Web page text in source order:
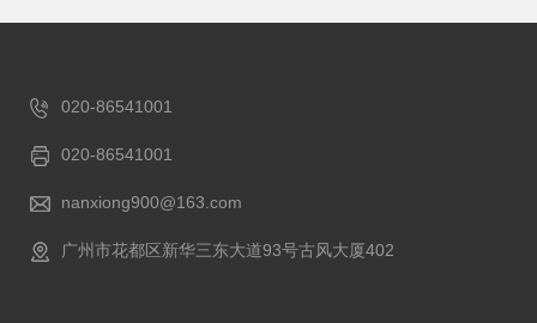
020-86541001
020-86541001
nanxiong900@163.com
广州市花都区新华三东大道93号古风大厦402